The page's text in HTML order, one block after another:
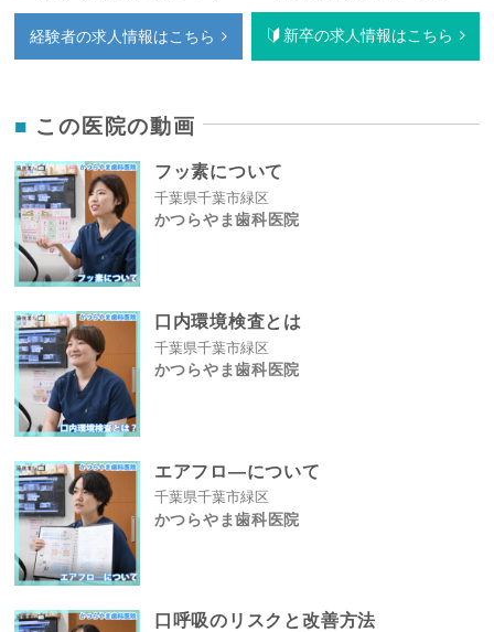
経験者の求人情報はこちら 新卒の求人情報はこちら
この医院の動画
フッ素について
千葉県千葉市緑区
かつらやま歯科医院
口内環境検査とは
千葉県千葉市緑区
かつらやま歯科医院
エアフロ―について
千葉県千葉市緑区
かつらやま歯科医院
口呼吸のリスクと改善方法